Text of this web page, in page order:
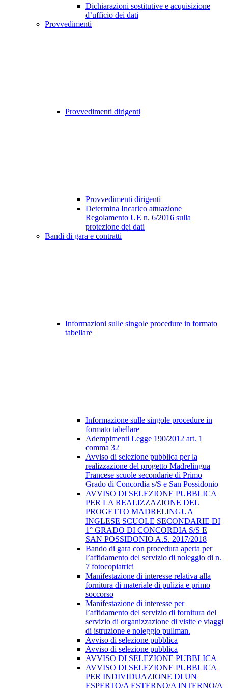
Dichiarazioni sostitutive e acquisizione
d’ufficio dei dati
Provvedimenti
Provvedimenti dirigenti
Provvedimenti dirigenti
Determina Incarico attuazione
Regolamento UE n. 6/2016 sulla
protezione dei dati
Bandi di gara e contratti
Informazioni sulle singole procedure in formato
tabellare
Informazione sulle singole procedure in
formato tabellare
Adempimenti Legge 190/2012 art. 1
comma 32
Avviso di selezione pubblica per la
realizzazione del progetto Madrelingua
Francese scuole secondarie di Primo
Grado di Concordia s/S e San Possidonio
AVVISO DI SELEZIONE PUBBLICA
PER LA REALIZZAZIONE DEL
PROGETTO MADRELINGUA
INGLESE SCUOLE SECONDARIE DI
1° GRADO DI CONCORDIA S/S E
SAN POSSIDONIO A.S. 2017/2018
Bando di gara con procedura aperta per
l’affidamento del servizio di noleggio di n.
7 fotocopiatrici
Manifestazione di interesse relativa alla
fornitura di materiale di pulizia e primo
soccorso
Manifestazione di interesse per
l’affidamento del servizio di fornitura del
servizio di organizzazione di visite e viaggi
di istruzione e noleggio pullman.
Avviso di selezione pubblica
Avviso di selezione pubblica
AVVISO DI SELEZIONE PUBBLICA
AVVISO DI SELEZIONE PUBBLICA
PER INDIVIDUAZIONE DI UN
ESPERTO/A ESTERNO/A INTERNO/A